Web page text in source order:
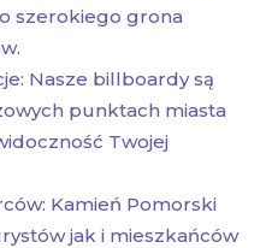
szerokiego grona
Nasze billboardy są
punktach miasta
Twojej
Kamień Pomorski
jak i mieszkańców